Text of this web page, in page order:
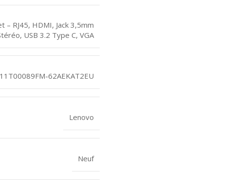
– RJ45, HDMI, Jack 3,5mm
, USB 3.2 Type C, VGA
11T00089FM-62AEKAT2EU
Lenovo
Neuf